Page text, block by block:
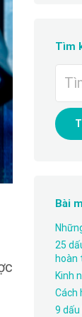
Tìm
Bài
25
hoàn
Kinh
Cách
9